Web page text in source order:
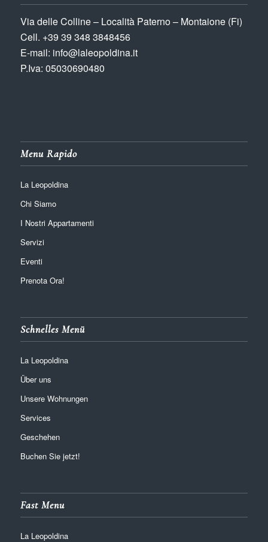
Via delle Colline – Località Paterno – Montaione (Fi)
Cell. +39 39 348 3848456
E-mail: info@laleopoldina.it
P.Iva: 05030690480
Menu Rapido
La Leopoldina
Chi Siamo
I Nostri Appartamenti
Servizi
Eventi
Prenota Ora!
Schnelles Menü
La Leopoldina
Über uns
Unsere Wohnungen
Services
Geschehen
Buchen Sie jetzt!
Fast Menu
La Leopoldina